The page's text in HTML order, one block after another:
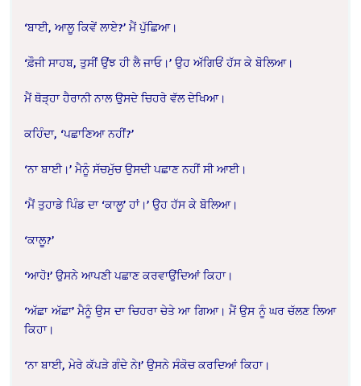
‘ਬਾਈ, ਆਲੂ ਕਿਵੇਂ ਲਾਏ?’ ਮੈਂ ਪੁੱਛਿਆ।
‘ਫ਼ੌਜੀ ਸਾਹਬ, ਤੁਸੀਂ ਉਂਝ ਹੀ ਲੈ ਜਾਓ।’ ਉਹ ਅੱਗਿਓਂ ਹੱਸ ਕੇ ਬੋਲਿਆ।
ਮੈਂ ਥੋੜ੍ਹਾ ਹੈਰਾਨੀ ਨਾਲ ਉਸਦੇ ਚਿਹਰੇ ਵੱਲ ਦੇਖਿਆ।
ਕਹਿੰਦਾ, ‘ਪਛਾਣਿਆ ਨਹੀਂ?’
‘ਨਾ ਬਾਈ।’ ਮੈਨੂੰ ਸੱਚਮੁੱਚ ਉਸਦੀ ਪਛਾਣ ਨਹੀਂ ਸੀ ਆਈ।
‘ਮੈਂ ਤੁਹਾਡੇ ਪਿੰਡ ਦਾ ‘ਕਾਲੂ’ ਹਾਂ।’ ਉਹ ਹੱਸ ਕੇ ਬੋਲਿਆ।
‘ਕਾਲੂ?’
‘ਆਹੋ!’ ਉਸਨੇ ਆਪਣੀ ਪਛਾਣ ਕਰਵਾਉਂਦਿਆਂ ਕਿਹਾ।
‘ਅੱਛਾ ਅੱਛਾ’ ਮੈਨੂੰ ਉਸ ਦਾ ਚਿਹਰਾ ਚੇਤੇ ਆ ਗਿਆ। ਮੈਂ ਉਸ ਨੂੰ ਘਰ ਚੱਲਣ ਲਿਆ
ਕਿਹਾ।
‘ਨਾ ਬਾਈ, ਮੇਰੇ ਕੱਪੜੇ ਗੰਦੇ ਨੇ!’ ਉਸਨੇ ਸੰਕੋਚ ਕਰਦਿਆਂ ਕਿਹਾ।